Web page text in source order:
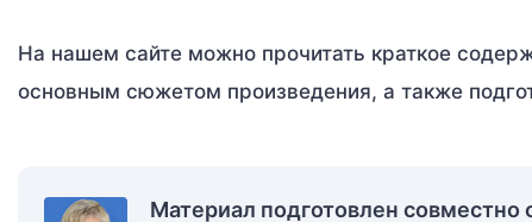
На нашем сайте можно прочитать краткое
основным сюжетом произведения, а также
Материал подготовлен совместно